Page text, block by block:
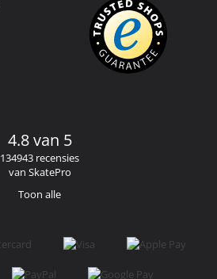
4.8 van 5
134943 recensies
van SkatePro
Toon alle